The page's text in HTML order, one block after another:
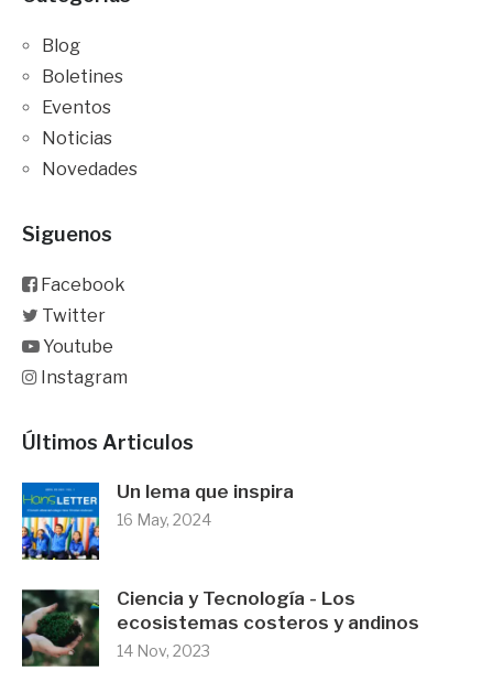
Blog
Boletines
Eventos
Noticias
Novedades
Siguenos
Facebook
Twitter
Youtube
Instagram
Últimos Articulos
Un lema que inspira
16 May, 2024
Ciencia y Tecnología - Los
ecosistemas costeros y andinos
14 Nov, 2023